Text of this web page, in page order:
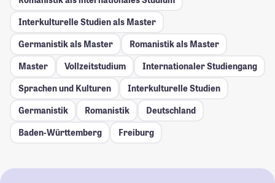
Interkulturelle Studien als Master
Germanistik als Master
Romanistik als Master
Master
Vollzeitstudium
Internationaler Studiengang
Sprachen und Kulturen
Interkulturelle Studien
Germanistik
Romanistik
Deutschland
Baden-Württemberg
Freiburg